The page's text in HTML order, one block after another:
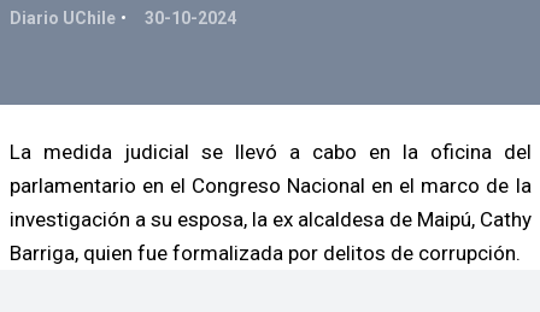
Diario UChile 30-10-2024
La medida judicial se llevó a cabo en la oficina del
parlamentario en el Congreso Nacional en el marco de la
investigación a su esposa, la ex alcaldesa de Maipú, Cathy
Barriga, quien fue formalizada por delitos de corrupción.